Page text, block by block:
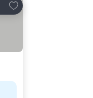
Adicionar aos favoritos